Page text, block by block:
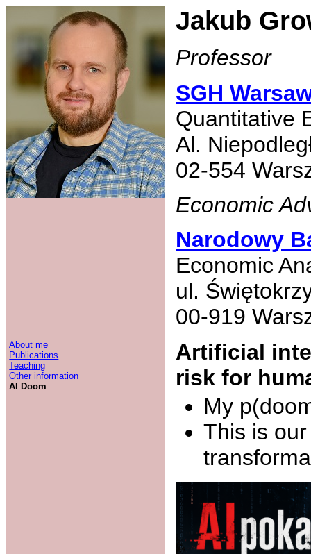
Jakub
Professor
SGH
Quantitative
Al.
02-554
Economic
Narodowy
Economic
ul.
00-919
About me
Publications
Teaching
Other information
AI Doom
Artificial
risk for
My
This is